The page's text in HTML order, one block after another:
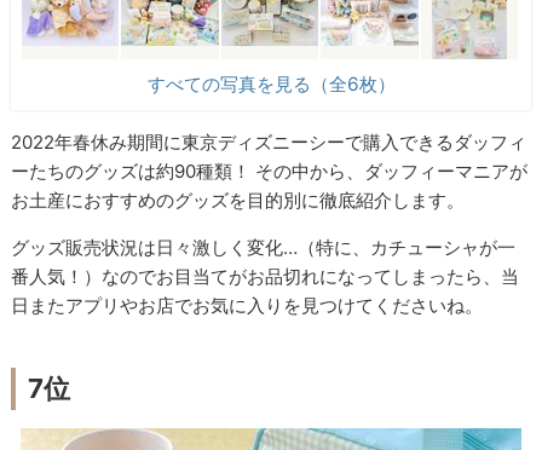
すべての写真を見る（全6枚）
2022年春休み期間に東京ディズニーシーで購入できるダッフィ
ーたちのグッズは約90種類！ その中から、ダッフィーマニアが
お土産におすすめのグッズを目的別に徹底紹介します。
グッズ販売状況は日々激しく変化…（特に、カチューシャが一
番人気！）なのでお目当てがお品切れになってしまったら、当
日またアプリやお店でお気に入りを見つけてくださいね。
7位